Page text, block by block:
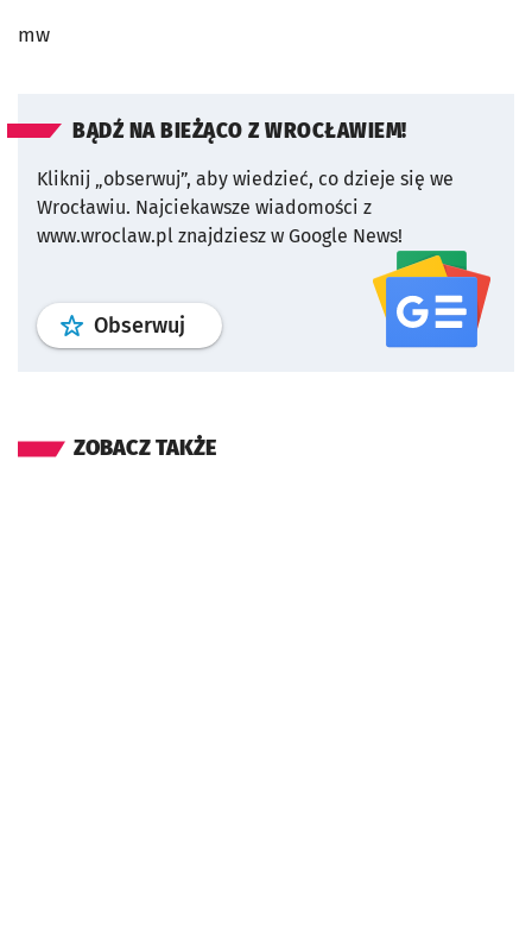
mw
BĄDŹ NA BIEŻĄCO Z WROCŁAWIEM!
Kliknij „obserwuj”, aby wiedzieć, co dzieje się we
Wrocławiu. Najciekawsze wiadomości z
www.wroclaw.pl znajdziesz w Google News!
Obserwuj profil serwisu
ZOBACZ TAKŻE